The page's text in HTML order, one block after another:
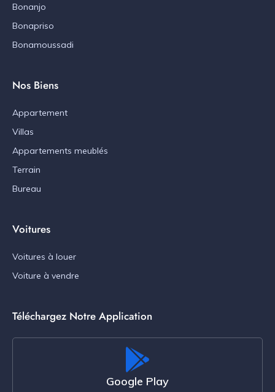
Bonanjo
Bonapriso
Bonamoussadi
Nos Biens
Appartement
Villas
Appartements meublés
Terrain
Bureau
Voitures
Voitures à louer
Voiture à vendre
Téléchargez Notre Application
Google Play